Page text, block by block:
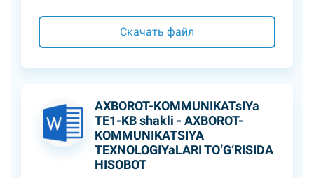
Скачать файл
AXBOROT-KOMMUNIKATsIYa
TE1-KB shakli - AXBOROT-
KOMMUNIKATSIYA
TEXNOLOGIYaLARI TO‘G‘RISIDA
HISOBOT